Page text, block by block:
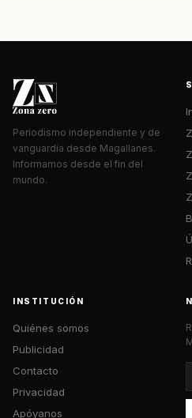
Periodismo independiente y de
vanguardia desde Magallanes.
Informamos desde el fin del
mundo.
INSTITUCIÓN
Quiénes somos
Publicidad
Contacto
Privacidad
Apóyanos